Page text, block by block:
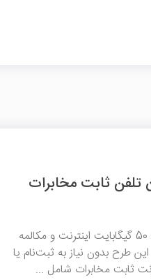
شرکت مخابرات ایران به مشترکان تلفن ثابت خود 50 گیگابایت اینترنت و مکالمه
طرح بدون نیاز به ثبت‌نام یا
ثابت مخابرات شامل ...